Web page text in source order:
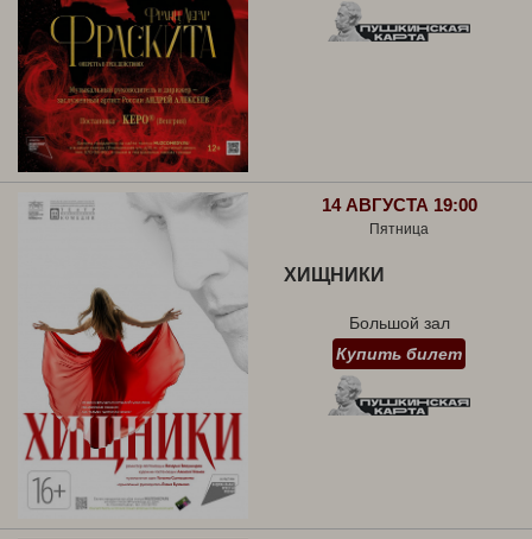
14 АВГУСТА 19:00
Пятница
ХИЩНИКИ
Большой зал
Купить билет